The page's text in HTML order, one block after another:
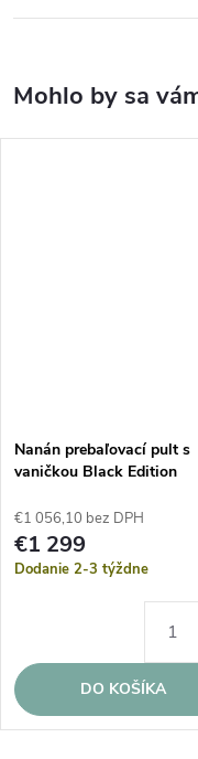
Nanán prebaľovací pult s
vaničkou Black Edition
€1 056,10 bez DPH
€1 299
Dodanie 2-3 týždne
DO KOŠÍKA